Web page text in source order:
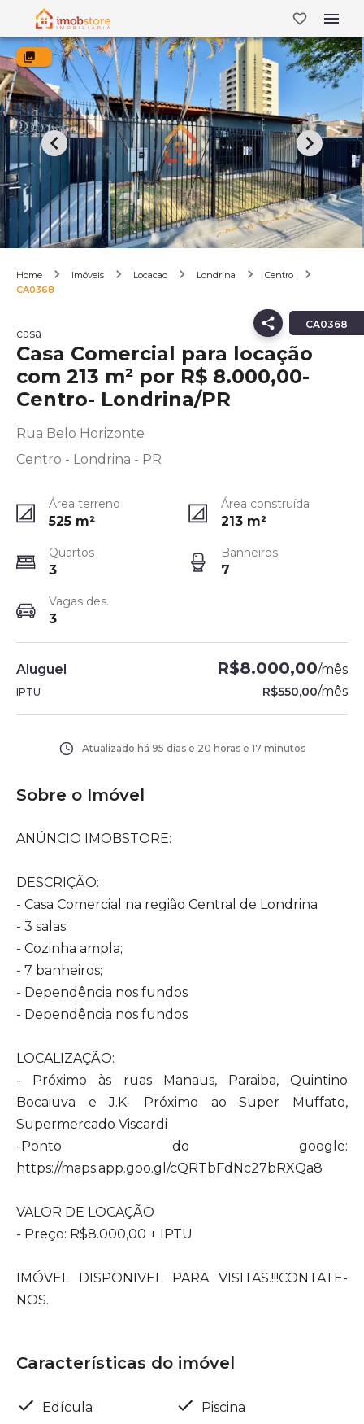
Home Imóveis Locacao Londrina
Centro
CA0368
CA0368
casa
Casa Comercial para locação
com 213 m² por R$ 8.000,00-
Centro- Londrina/PR
Rua Belo Horizonte
Centro - Londrina - PR
Área terreno
525 m²
Área construída
213 m²
Quartos
3
Banheiros
7
Vagas des.
3
Aluguel R$8.000,00/mês
IPTU R$550,00/mês
Atualizado há 95 dias e 20 horas e 17 minutos
Sobre o Imóvel
ANÚNCIO IMOBSTORE:
DESCRIÇÃO:
- Casa Comercial na região Central de Londrina
- 3 salas;
- Cozinha ampla;
- 7 banheiros;
- Dependência nos fundos
- Dependência nos fundos
LOCALIZAÇÃO:
- Próximo às ruas Manaus, Paraiba, Quintino
Bocaiuva e J.K- Próximo ao Super Muffato,
Supermercado Viscardi
-Ponto do google:
https://maps.app.goo.gl/cQRTbFdNc27bRXQa8
VALOR DE LOCAÇÃO
- Preço: R$8.000,00 + IPTU
IMÓVEL DISPONIVEL PARA VISITAS.!!!CONTATE-
NOS.
Características do imóvel
Edícula Piscina